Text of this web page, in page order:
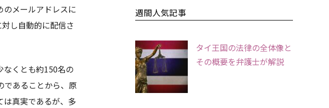
のメールアドレスに
し自動的に配信さ
なくとも約150名の
であることから、原
は真実であるが、多
週間人気記事
タイ王国の法律の全体像と
その概要を弁護士が解説